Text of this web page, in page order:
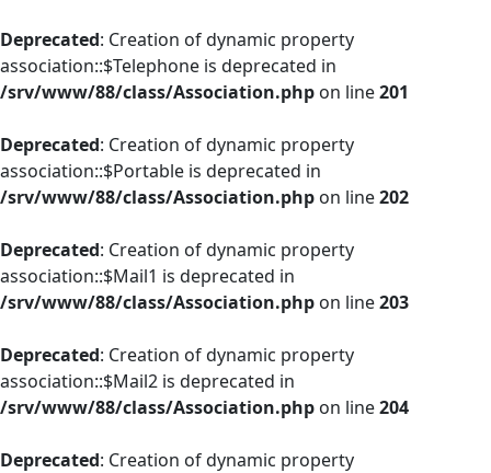
Deprecated: Creation of dynamic property
association::$Telephone is deprecated in
/srv/www/88/class/Association.php on line201
Deprecated: Creation of dynamic property
association::$Portable is deprecated in
/srv/www/88/class/Association.php on line202
Deprecated: Creation of dynamic property
association::$Mail1 is deprecated in
/srv/www/88/class/Association.php on line203
Deprecated: Creation of dynamic property
association::$Mail2 is deprecated in
/srv/www/88/class/Association.php on line204
Deprecated: Creation of dynamic property